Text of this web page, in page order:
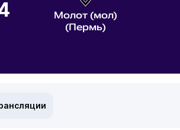
Молот (мол)
(Пермь)